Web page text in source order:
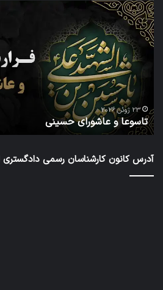
اطلاعیه
ثبت
نام
داوطلبان
عضویت
در
ششمین
دوره
شورای
عالی
کارشناسان
دادگستری
21 ژوئن 2026
اطلاعیه ثبت نام
عالی کارشناسان رسمی
آدرس کانون کارشناسان رسمی